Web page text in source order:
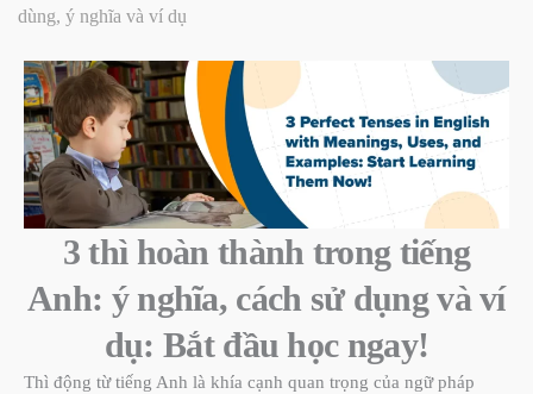
dùng, ý nghĩa và ví dụ
3 thì hoàn thành trong tiếng
Anh: ý nghĩa, cách sử dụng và ví
dụ: Bắt đầu học ngay!
Thì động từ tiếng Anh là khía cạnh quan trọng của ngữ pháp